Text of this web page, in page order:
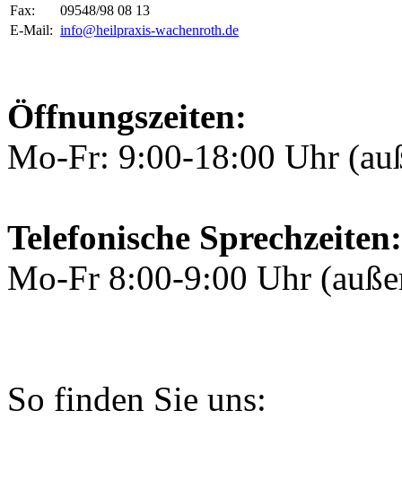
Fax:
09548/98 08 13
E-Mail: info@heilpraxis-wachenroth.de
Öffnungszeiten:
Mo-Fr: 9:00-18:00 Uhr
Telefonische Sprechzeiten:
Mo-Fr 8:00-9:00 Uhr
So finden Sie uns: